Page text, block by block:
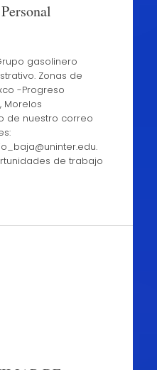
Grupo gasolinero
Zonas de
-Progreso
Morelos
de nuestro correo
de trabajo